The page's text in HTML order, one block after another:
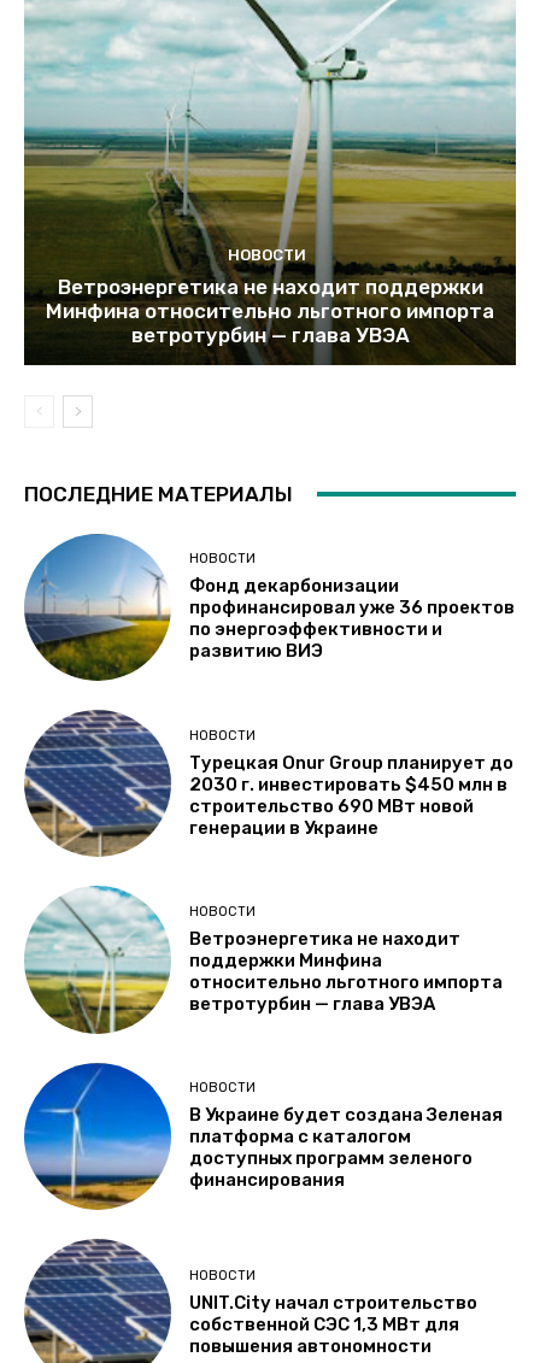
НОВОСТИ
Ветроэнергетика не находит поддержки
Минфина относительно льготного импорта
ветротурбин — глава УВЭА
ПОСЛЕДНИЕ МАТЕРИАЛЫ
НОВОСТИ
Фонд декарбонизации
профинансировал уже 36 проектов
по энергоэффективности и
развитию ВИЭ
НОВОСТИ
Турецкая Onur Group планирует до
2030 г. инвестировать $450 млн в
строительство 690 МВт новой
генерации в Украине
НОВОСТИ
Ветроэнергетика не находит
поддержки Минфина
относительно льготного импорта
ветротурбин — глава УВЭА
НОВОСТИ
В Украине будет создана Зеленая
платформа с каталогом
доступных программ зеленого
финансирования
НОВОСТИ
UNIT.City начал строительство
собственной СЭС 1,3 МВт для
повышения автономности